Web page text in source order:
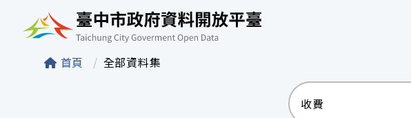
臺中市政府資料開放平臺
首頁 全部資料集